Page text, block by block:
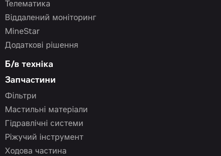
Телематика
Віддалений моніторинг
MineStar
Додаткові рішення
Б/в техніка
Запчастини
Фільтри
Мастильні матеріали
Гідравлічні системи
Ріжучий інструмент
Ходова частина